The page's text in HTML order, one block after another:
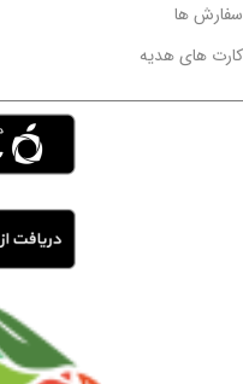
سفارش ها
کارت های هدیه